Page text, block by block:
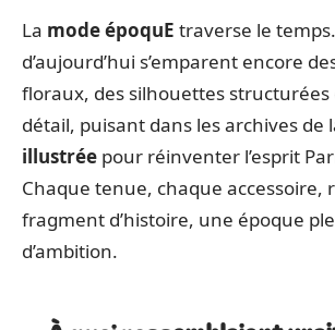
La mode époquE traverse le
d’aujourd’hui s’emparent encore
floraux, des silhouettes structurées
détail, puisant dans les archives de
illustrée pour réinventer l’esprit
Chaque tenue, chaque accessoire,
fragment d’histoire, une époque
d’ambition.